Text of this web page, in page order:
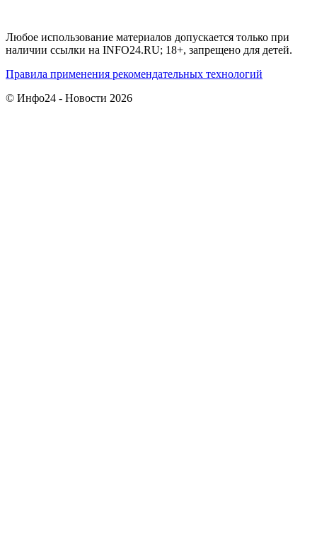
Любое использование материалов допускается только при
наличии ссылки на INFO24.RU; 18+, запрещено для детей.
Правила применения рекомендательных технологий
© Инфо24 - Новости 2026